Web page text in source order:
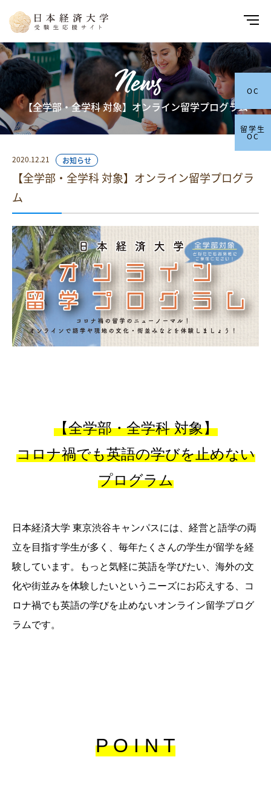
OC
留学生
OC
News
【全学部・全学科 対象】オンライン留学プログラム
2020.12.21 お知らせ
【全学部・全学科 対象】オンライン留学プログラ
ム
【全学部・全学科 対象】
コロナ禍でも英語の学びを止めない
プログラム
日本経済大学 東京渋谷キャンパスには、経営と語学の両
立を目指す学生が多く、毎年たくさんの学生が留学を経
験しています。もっと気軽に英語を学びたい、海外の文
化や街並みを体験したいというニーズにお応えする、コ
ロナ禍でも英語の学びを止めないオンライン留学プログ
ラムです。
P O I N T